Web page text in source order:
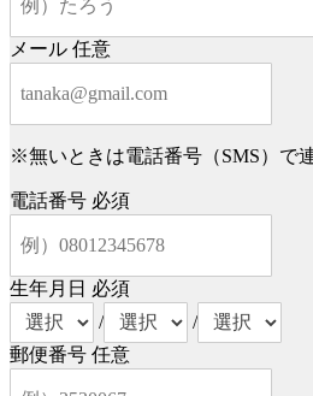
メール 任意
※無いときは電話番号（SMS）で
電話番号 必須
生年月日 必須
/
/
郵便番号 任意